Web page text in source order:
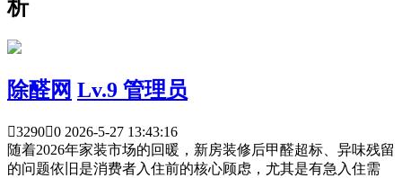
析
除醛网 Lv.9 管理员
32900 2026-5-27 13:43:16
随着2026年家装市场的回暖，新房装修后甲醛超标、异味残留
的问题依旧是消费者入住前的核心顾虑，尤其是有急入住需